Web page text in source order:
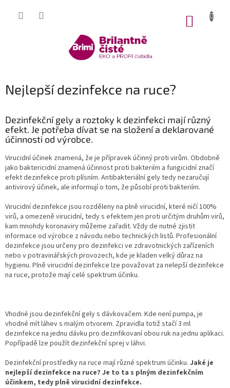
Nejlepší dezinfekce na ruce?
Dezinfekční gely a roztoky k dezinfekci mají různý
efekt. Je potřeba dívat se na složení a deklarované
účinnosti od výrobce.
Virucidní účinek znamená, že je přípravek účinný proti virům. Obdobně
jako baktericidní znamená účinnost proti bakteriím a fungicidní značí
efekt dezinfekce proti plísním. Antibakteriální gely tedy nezaručují
antivirový účinek, ale informují o tom, že působí proti bakteriím.
Virucidní dezinfekce jsou rozděleny na plně virucidní, které ničí 100%
virů, a omezeně virucidní, tedy s efektem jen proti určitým druhům virů,
kam mnohdy koronaviry můžeme zařadit. Vždy de nutné zjistit
informace od výrobce z návodu nebo technických listů. Profesionální
dezinfekce jsou určeny pro dezinfekci ve zdravotnických zařízeních
nebo v potravinářských provozech, kde je kladen velký důraz na
hygienu. Plně virucidní dezinfekce lze považovat za nelepší dezinfekce
na ruce, protože mají celé spektrum účinku.
Vhodné jsou dezinfekční gely s dávkovačem. Kde není pumpa, je
vhodné mít láhev s malým otvorem. Zpravidla totiž stačí 3 ml
dezinfekce na jednu dávku pro dezinfikovaní obou ruk na jednu aplikaci.
Popřípadě lze použít dezinfekční sprej v láhvi.
Dezinfekční prostředky na ruce mají různé spektrum účinku. Jaké je
nejlepší dezinfekce na ruce? Je to ta s plným dezinfekčním
účinkem, tedy plně virucidní dezinfekce.